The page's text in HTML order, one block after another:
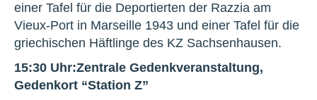
einer Tafel für die Deportierten der Razzia am
Vieux-Port in Marseille 1943 und einer Tafel für die
griechischen Häftlinge des KZ Sachsenhausen.
15:30 Uhr:Zentrale Gedenkveranstaltung,
Gedenkort “Station Z”